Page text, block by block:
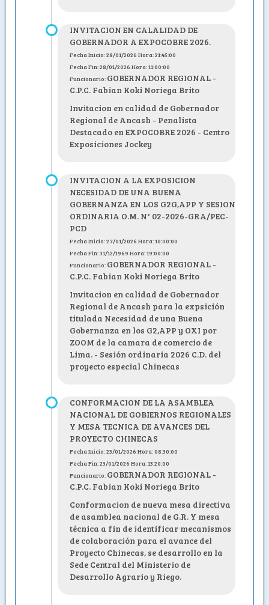
INVITACION EN CALALIDAD DE
GOBERNADOR A EXPOCOBRE 2026.
Fecha Inicio: 28/01/2026 Hora: 21:45:00
Fecha Fin: 28/01/2026 Hora: 11:00:00
Funcionario: GOBERNADOR REGIONAL -
C.P.C. Fabian Koki Noriega Brito
Invitacion en calidad de Gobernador
Regional de Ancash - Penalista
Destacado en EXPOCOBRE 2026 - Centro
Exposiciones Jockey
INVITACION A LA EXPOSICION
NECESIDAD DE UNA BUENA
GOBERNANZA EN LOS G2G,APP Y SESION
ORDINARIA O.M. N° 02-2026-GRA/PEC-
PCD
Fecha Inicio: 27/01/2026 Hora: 10:00:00
Fecha Fin: 31/12/1969 Hora: 19:00:00
Funcionario: GOBERNADOR REGIONAL -
C.P.C. Fabian Koki Noriega Brito
Invitacion en calidad de Gobernador
Regional de Ancash para la expsición
titulada Necesidad de una Buena
Gobernanza en los G2,APP y OXI por
ZOOM de la camara de comercio de
Lima. - Sesión ordinaria 2026 C.D. del
proyecto especial Chinecas
CONFORMACION DE LA ASAMBLEA
NACIONAL DE GOBIERNOS REGIONALES
Y MESA TECNICA DE AVANCES DEL
PROYECTO CHINECAS
Fecha Inicio: 23/01/2026 Hora: 08:30:00
Fecha Fin: 23/01/2026 Hora: 13:20:00
Funcionario: GOBERNADOR REGIONAL -
C.P.C. Fabian Koki Noriega Brito
Conformacion de nueva mesa directiva
de asamblea nacional de G.R. Y mesa
técnica a fin de identificar mecanismos
de colaboración para el avance del
Proyecto Chinecas, se desarrollo en la
Sede Central del Ministerio de
Desarrollo Agrario y Riego.